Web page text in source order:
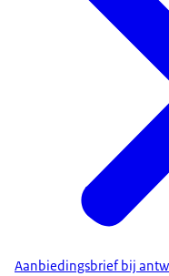
Aanbiedingsbrief bij